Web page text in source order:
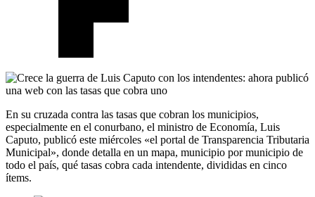
En su cruzada contra las tasas que cobran los municipios,
especialmente en el conurbano, el ministro de Economía, Luis
Caputo, publicó este miércoles «el portal de Transparencia Tributaria
Municipal», donde detalla en un mapa, municipio por municipio de
todo el país, qué tasas cobra cada intendente, divididas en cinco
ítems.